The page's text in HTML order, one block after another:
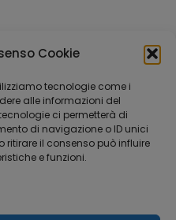
Cookie
tecnologie come i
alle informazioni del
ci permetterà di
di navigazione o ID unici
ritirare il consenso può influire
e funzioni.